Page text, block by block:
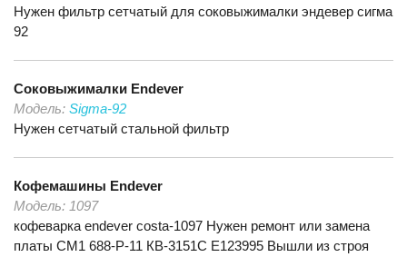
Нужен фильтр сетчатый для соковыжималки эндевер сигма
92
Соковыжималки Endever
Модель: Sigma-92
Нужен сетчатый стальной фильтр
Кофемашины Endever
Модель: 1097
кофеварка endever costa-1097 Нужен ремонт или замена
платы СМ1 688-Р-11 КВ-3151С Е123995 Вышли из строя